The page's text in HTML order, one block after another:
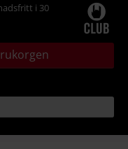
i 30